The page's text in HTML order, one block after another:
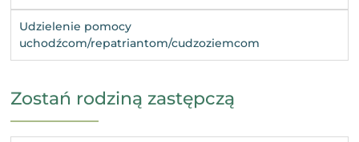
Udzielenie pomocy
uchodźcom/repatriantom/cudzoziemcom
Zostań rodziną zastępczą